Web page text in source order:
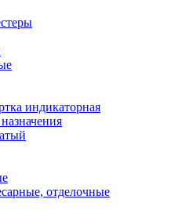
индикаторная
отделочные